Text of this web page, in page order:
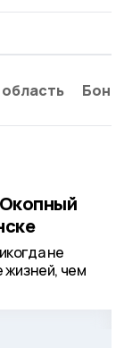
не
жизней, чем